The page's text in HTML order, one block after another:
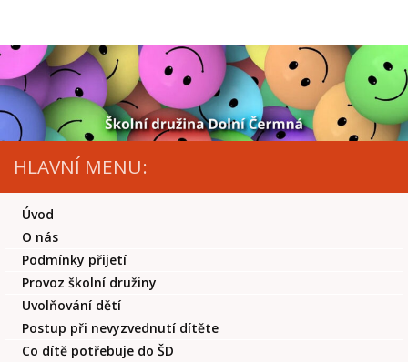
HLAVNÍ MENU:
Úvod
O nás
Podmínky přijetí
Provoz školní družiny
Uvolňování dětí
Postup při nevyzvednutí dítěte
Co dítě potřebuje do ŠD